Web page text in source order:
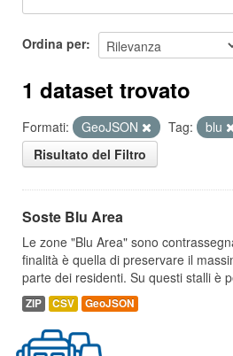
Ordina per
1 dataset trovato
Formati: GeoJSON Tag: blu
Risultato del Filtro
Soste Blu Area
Le zone "Blu Area" sono
finalità è quella di preservare il
parte dei residenti. Su questi stalli è
ZIP CSV GeoJSON